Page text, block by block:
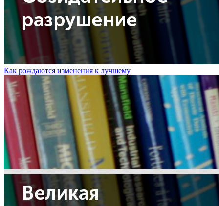
Как рождаются изменения к лучшему